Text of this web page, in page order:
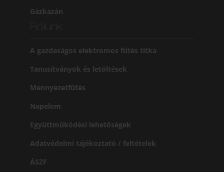
Gázkazán
A gazdaságos elektromos fűtés titka
Tanusítványok és letöltések
Mennyezetfűtés
Napelem
Együttműködési lehetőségek
Adatvédelmi tájékoztató / feltételek
ÁSZF